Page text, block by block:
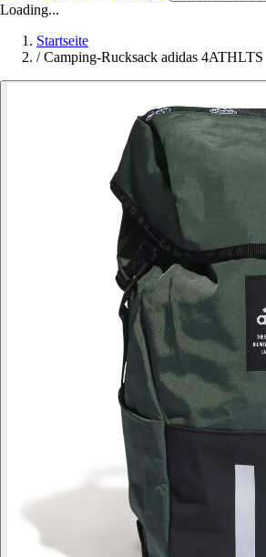
Loading...
Startseite
/ Camping-Rucksack adidas 4ATHLTS